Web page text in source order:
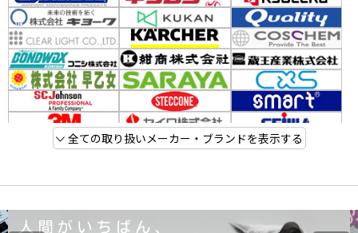
全ての取り扱いメーカー・ブランドを表示する